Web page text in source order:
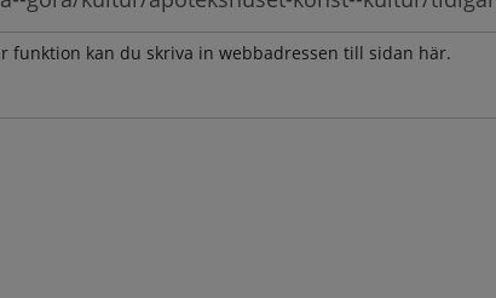
funktion kan du skriva in webbadressen till sidan här.